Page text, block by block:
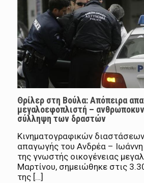
Θρίλερ στη Βούλα: Απόπειρα
μεγαλοεφοπλιστή –
σύλληψη των δραστών
Κινηματογραφικών
απαγωγής του Ανδρέα – Ιωάννη
της γνωστής οικογένειας
Μαρτίνου, σημειώθηκε στις
της […]